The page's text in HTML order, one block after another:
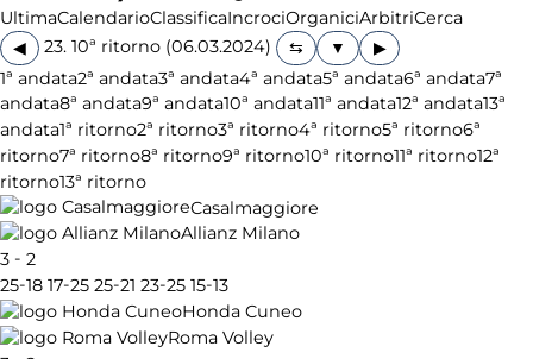
UltimaCalendarioClassificaIncrociOrganiciArbitriCerca
◀
23. 10ª ritorno (06.03.2024)
▶
1ª andata2ª andata3ª andata4ª andata5ª andata6ª andata7ª
andata8ª andata9ª andata10ª andata11ª andata12ª andata13ª
andata1ª ritorno2ª ritorno3ª ritorno4ª ritorno5ª ritorno6ª
ritorno7ª ritorno8ª ritorno9ª ritorno10ª ritorno11ª ritorno12ª
ritorno13ª ritorno
Casalmaggiore
Allianz Milano
3 - 2
25-18 17-25 25-21 23-25 15-13
Honda Cuneo
Roma Volley